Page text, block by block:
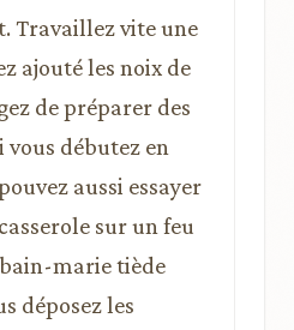
Travaillez vite une
ajouté les noix de
de préparer des
débutez en
aussi essayer
sur un feu
marie tiède
déposez les